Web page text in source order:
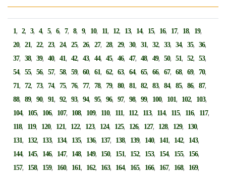
1,2,3,4,5,6,7,8,9, 10, 11, 12, 13, 14, 15, 16, 17, 18, 19,
20,21,22,23,24,25,26,27,28,29,30,31,32,33,34,35,36,
37,38,39,40,41,42,43,44,45,46,47,48,49,50,51,52,53,
54,55,56,57,58,59,60,61,62,63,64,65,66,67,68,69,70,
71,72,73,74,75,76,77,78,79,80,81,82,83,84,85,86,87,
88,89,90,91,92,93,94,95,96,97,98,99, 100, 101, 102, 103,
104, 105, 106, 107, 108, 109, 110, 111, 112, 113, 114, 115, 116, 117,
118, 119, 120, 121, 122, 123, 124, 125, 126, 127, 128, 129, 130,
131, 132, 133, 134, 135, 136, 137, 138, 139, 140, 141, 142, 143,
144, 145, 146, 147, 148, 149, 150, 151, 152, 153, 154, 155, 156,
157, 158, 159, 160, 161, 162, 163, 164, 165, 166, 167, 168, 169,